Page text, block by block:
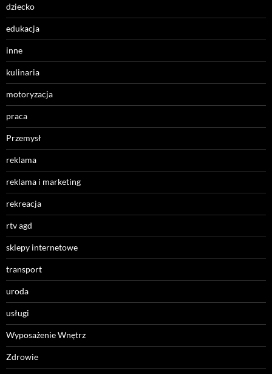
dziecko
edukacja
inne
kulinaria
motoryzacja
praca
Przemysł
reklama
reklama i marketing
rekreacja
rtv agd
sklepy internetowe
transport
uroda
usługi
Wyposażenie Wnętrz
Zdrowie